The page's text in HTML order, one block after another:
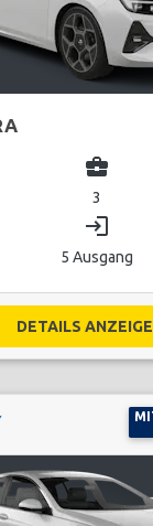
business_center
3
login
5 Ausgang
DETAILS